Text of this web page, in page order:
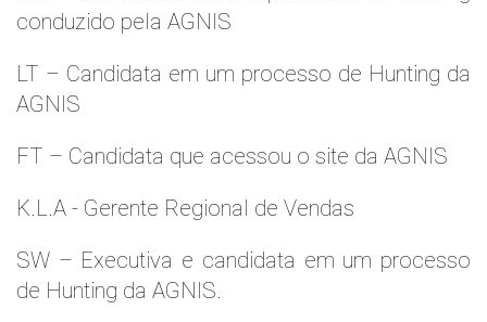
conduzido pela AGNIS
LT – Candidata em um processo de Hunting da
AGNIS
FT – Candidata que acessou o site da AGNIS
K.L.A - Gerente Regional de Vendas
SW – Executiva e candidata em um processo
de Hunting da AGNIS.